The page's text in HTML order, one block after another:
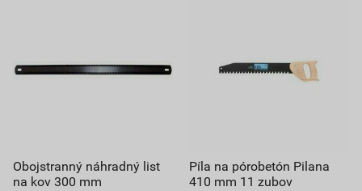
Obojstranný náhradný list
na kov 300 mm
Píla na pórobetón Pilana
410 mm 11 zubov